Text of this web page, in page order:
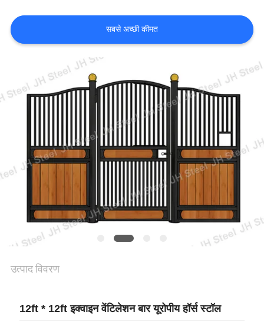
एक
का
अनुरोध
SITEMAP
गोपनीयता
नीति
सबसे अच्छी कीमत
उत्पाद विवरण
12ft * 12ft इक्वाइन वेंटिलेशन बार यूरोपीय हॉर्स स्टॉल